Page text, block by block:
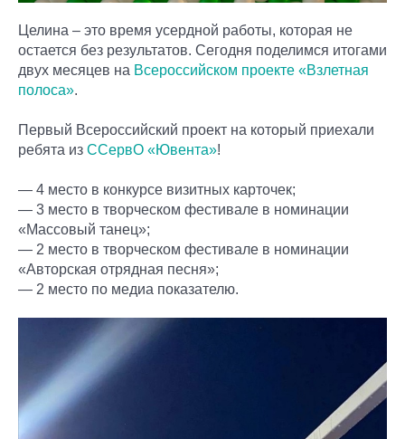
Целина – это время усердной работы, которая не
остается без результатов. Сегодня поделимся итогами
двух месяцев на Всероссийском проекте «Взлетная
полоса».
Первый Всероссийский проект на который приехали
ребята из ССервО «Ювента»!
— 4 место в конкурсе визитных карточек;
— 3 место в творческом фестивале в номинации
«Массовый танец»;
— 2 место в творческом фестивале в номинации
«Авторская отрядная песня»;
— 2 место по медиа показателю.